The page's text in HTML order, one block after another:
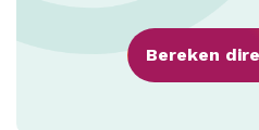
Bereken